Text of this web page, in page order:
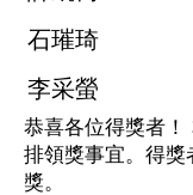
石璀琦
李采螢
恭喜各位得獎者
排領獎事宜。得獎
獎。